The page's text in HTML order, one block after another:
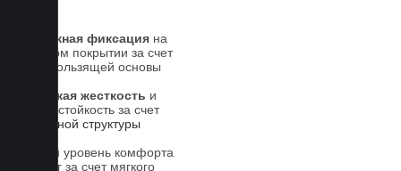
Надежная фиксация на
штатном покрытии за счет
антискользящей основы
Высокая жесткость и
износостойкость за счет
5-слойной структуры
Новый уровень комфорта
для ног за счет мягкого